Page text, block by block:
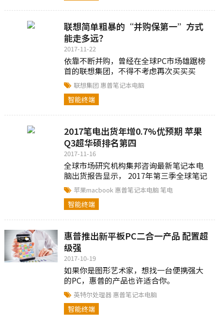
联想简单粗暴的“并购保第一”方式
能走多远？
2017-11-22
依靠不断并购，曾经在全球PC市场雄踞榜
首的联想集团，不得不考虑再次买买买
了。由于其强大对手——惠普，今年销售表
现强劲，实现了再次反超，从联想手里夺
走了PC份额第一的宝座。
联想集团 惠普笔记本电脑
智能终端
2017笔电出货年增0.7%优预期 苹果
Q3超华硕排名第四
2017-11-16
全球市场研究机构集邦咨询最新笔记本电
脑出货报告显示， 2017年第三季全球笔记
本电脑出货为4,269万台，较第二季大幅增
长6.8%，同时也较去年同期成长0.9%，旺
季效应发酵下整体出货表现优于预期。
苹果macbook 惠普笔记本电脑笔电
智能终端
惠普推出新平板PC二合一产品 配置超
级强
2017-10-19
如果你是图形艺术家，想找一台便携强大
的PC，惠普的产品也许适合你。
英特尔处理器 惠普笔记本电脑
智能终端